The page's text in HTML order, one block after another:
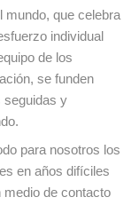
mundo, que celebra
individual
de los
se funden
seguidas y
para nosotros los
en años difíciles
medio de contacto